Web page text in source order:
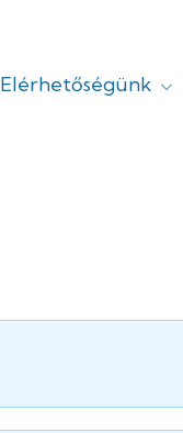
Elérhetőségünk